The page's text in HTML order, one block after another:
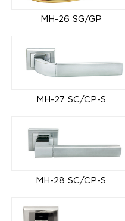
MH-26 SG/GP
MH-27 SC/CP-S
MH-28 SC/CP-S